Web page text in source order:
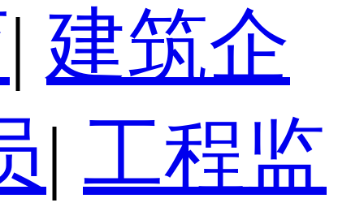
| 建筑企
| 工程监